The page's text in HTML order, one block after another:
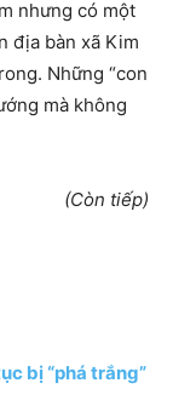
nhưng có một
địa bàn xã Kim
Những “con
mà không
(Còn tiếp)
bị “phá trắng”